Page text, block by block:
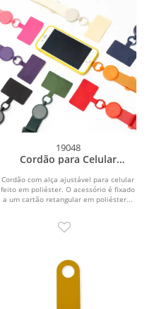
19048
Cordão para Celular
Cordão com alça ajustável para celular
feito em poliéster. O acessório é fixado
a um cartão retangular em poliéster...